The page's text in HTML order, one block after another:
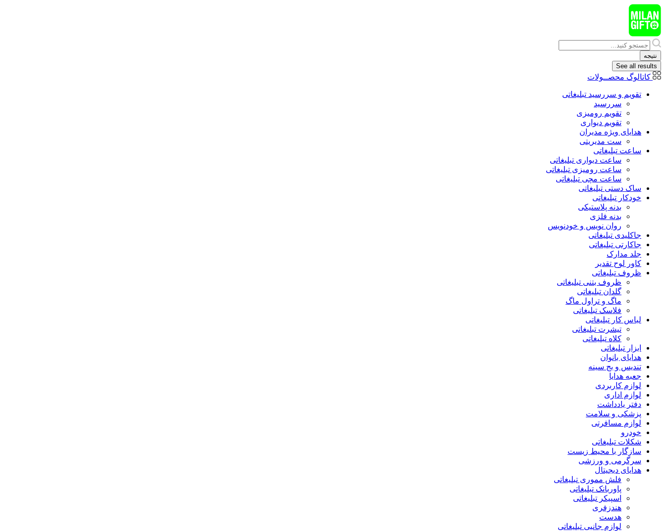
پرش
به
محتوا
Search
...
نتیجه
See all results
کاتالوگ محصــولات
تقویم و سررسید تبلیغاتی
سررسید
تقویم رومیزی
تقویم دیواری
هدایای ويژه مدیران
ست مدیریتی
ساعت تبلیغاتی
ساعت دیواری تبلیغاتی
ساعت رومیزی تبلیغاتی
ساعت مچی تبلیغاتی
ساک دستی تبلیغاتی
خودکار تبلیغاتی
بدنه پلاستیکی
بدنه فلزی
روان نویس و خودنویس
جاکلیدی تبلیغاتی
جاکارتی تبلیغاتی
جلد مدارک
کاور لوح تقدیر
ظروف تبلیغاتی
ظروف بتنی تبلیغاتی
گلدان تبلیغاتی
ماگ و تراول ماگ
فلاسک تبلیغاتی
لباس کار تبلیغاتی
تیشرت تبلیغاتی
کلاه تبلیغاتی
ابزار تبلیغاتی
هدایای بانوان
تندیس و بج سینه
جعبه هدایا
لوازم کاربردی
لوازم اداری
دفتر یادداشت
پزشکی و سلامت
لوازم مسافرتی
خودرو
شکلات تبلیغاتی
سازگار با محیط زیست
سرگرمی و ورزشی
هدایای دیجیتال
فلش مموری تبلیغاتی
پاوربانک تبلیغاتی
اسپیکر تبلیغاتی
هندزفری
هدست
لوازم جانبی تبلیغاتی